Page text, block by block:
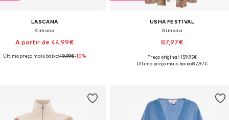
LASCANA
Kimono
A partir de 44,99€
Disponível em vários tamanhos
Último preço mais baixo:49,99€-10%
USHA FESTIVAL
Kimono
87,97€
Tamanhos disponíveis: S, M, L, XL, XXL
Preço original: 159,95€
Último preço mais baixo:87,97€